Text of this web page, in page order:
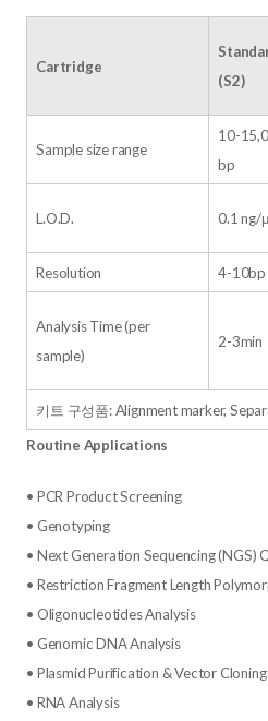
Cartridge
(S2)
Sample size range
10-
bp
L.O.D. 0.1 ng/
Resolution 4-10bp
Analysis Time (per
sample)
2-3min
키트 구성품: Alignment marker,
Routine Applications
• PCR Product Screening
• Genotyping
• Next Generation Sequencing (NGS)
• Restriction Fragment Length
• Oligonucleotides Analysis
• Genomic DNA Analysis
• Plasmid Purification & Vector
• RNA Analysis